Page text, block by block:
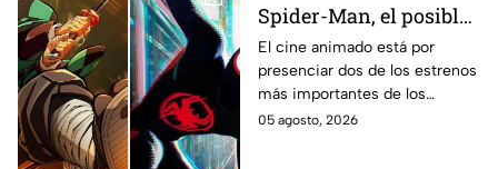
Spider-Man, el posible
gran enfrentamiento
en taquilla del 2027
El cine animado está por
presenciar dos de los estrenos
más importantes de los
últimos años.
05 agosto, 2026